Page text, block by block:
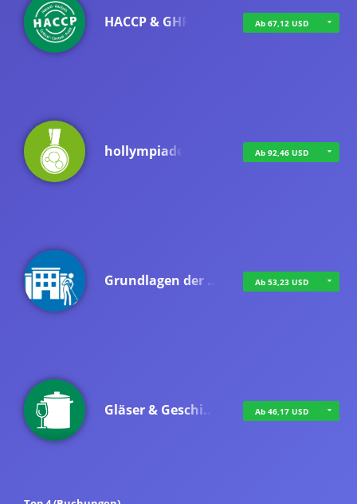
HACCP & GHP Ab 67,12 USD
hollympiade Ab 92,46 USD
Grundlagen der … Ab 53,23 USD
Gläser & Geschi… Ab 46,17 USD